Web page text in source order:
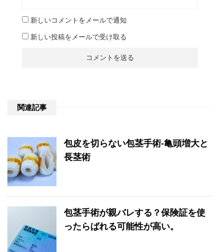
新しいコメントをメールで通知
新しい投稿をメールで受け取る
関連記事
包皮を切らない包茎手術-亀頭増大と
長茎術
包茎手術が親バレする？保険証を使
ったらばれる可能性が高い。